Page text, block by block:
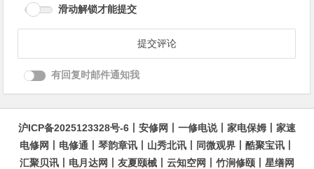
滑动解锁才能提交
有回复时邮件通知我
沪ICP备2025123328号-6 安修网 一修电说丨 家电保姆
家速
电修网
电修通 琴韵章讯 山秀北讯 同微观界 酷聚宝讯
汇聚贝讯
电月达网 友夏颐械 云知空网 竹涧修颐 星缮网